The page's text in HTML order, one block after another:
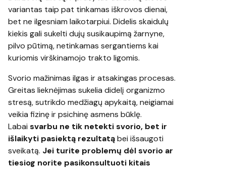
variantas taip pat tinkamas iškrovos dienai,
bet ne ilgesniam laikotarpiui. Didelis skaidulų
kiekis gali sukelti dujų susikaupimą žarnyne,
pilvo pūtimą, netinkamas sergantiems kai
kuriomis virškinamojo trakto ligomis.
Svorio mažinimas ilgas ir atsakingas procesas.
Greitas lieknėjimas sukelia didelį organizmo
stresą, sutrikdo medžiagų apykaitą, neigiamai
veikia fizinę ir psichinę asmens būklę.
Labai svarbu ne tik netekti svorio, bet ir
išlaikyti pasiektą rezultatąbei išsaugoti
sveikatą. Jei turite problemų dėl svorio ar
tiesiog norite pasikonsultuoti kitais